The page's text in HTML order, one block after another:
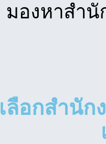
มองหาสำ
เลือกสำนั